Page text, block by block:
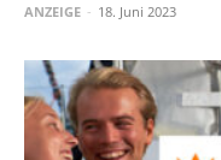
ANZEIGE - 18. Juni 2023